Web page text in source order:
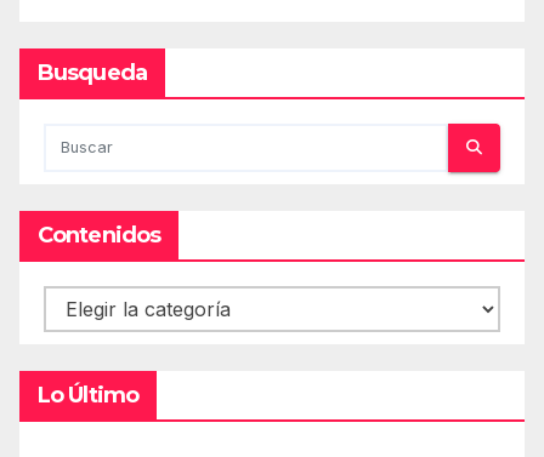
Busqueda
Contenidos
Contenidos
Lo Último